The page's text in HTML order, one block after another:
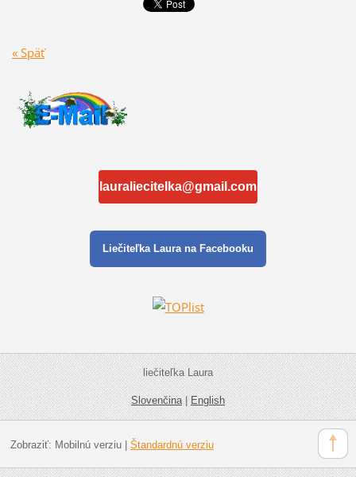
« Späť
lauraliecitelka@gmail.com
Liečiteľka Laura na Facebooku
liečiteľka Laura
Slovenčina|English
Zobraziť: Mobilnú verziu| Štandardnú verziu